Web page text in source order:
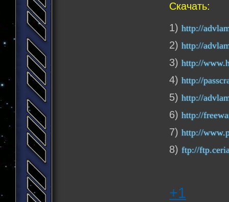
Скачать:
1)http://
2)http://
3)http://
4)http://
5)http://
6)http://
7)http://
8)ftp://
+1